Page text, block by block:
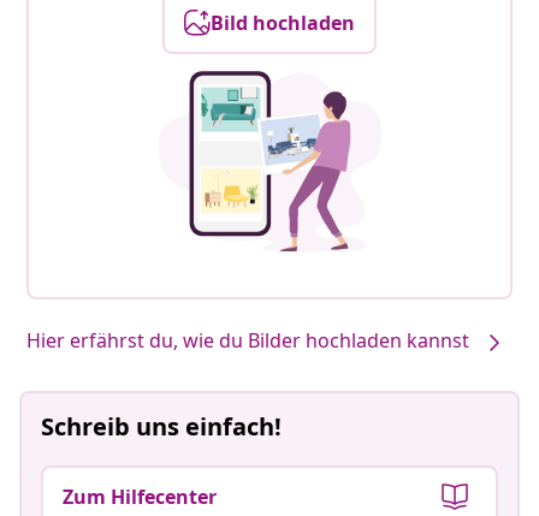
Bild hochladen
Hier erfährst du, wie du Bilder hochladen kannst
Schreib uns einfach!
Zum Hilfecenter